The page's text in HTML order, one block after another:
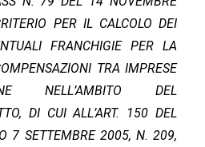
PER IL CALCOLO DEI
FRANCHIGIE PER LA
TRA IMPRESE
NELL’AMBITO DEL
DI CUI ALL’ART. 150 DEL
7 SETTEMBRE 2005, N. 209,